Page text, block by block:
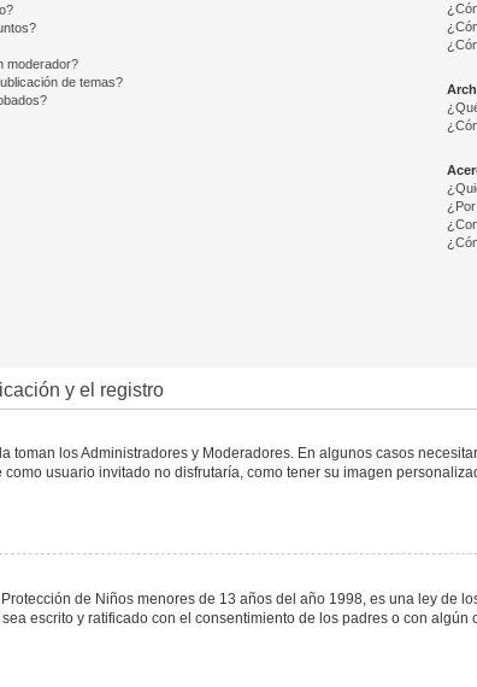
moderador?
de temas?
y el registro
toman los Administradores y Moderadores. En algunos casos
usuario invitado no disfrutaría, como tener su imagen
de Niños menores de 13 años del año 1998, es una ley
escrito y ratificado con el consentimiento de los padres o con